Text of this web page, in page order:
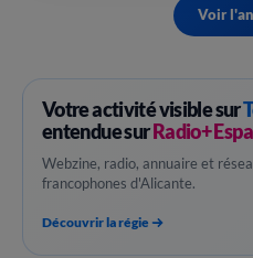
Voir
Votre activité visible sur
entendue surRadio+
Webzine, radio, annuaire et
francophones d'Alicante.
Découvrir la régie